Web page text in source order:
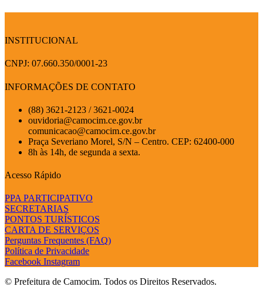
INSTITUCIONAL
CNPJ: 07.660.350/0001-23
INFORMAÇÕES DE CONTATO
(88) 3621-2123 / 3621-0024
ouvidoria@camocim.ce.gov.br
comunicacao@camocim.ce.gov.br
Praça Severiano Morel, S/N – Centro. CEP: 62400-000
8h às 14h, de segunda a sexta.
Acesso Rápido
PPA PARTICIPATIVO
SECRETARIAS
PONTOS TURÍSTICOS
CARTA DE SERVIÇOS
Perguntas Frequentes (FAQ)
Política de Privacidade
Facebook Instagram
© Prefeitura de Camocim. Todos os Direitos Reservados.